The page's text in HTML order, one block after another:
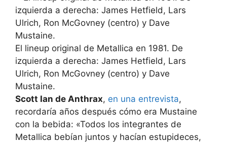
El lineup original de Metallica en 1981. De
izquierda a derecha: James Hetfield, Lars
Ulrich, Ron McGovney (centro) y Dave
Mustaine.
Scott Ian de Anthrax, en una entrevista,
recordaría años después cómo era Mustaine
con la bebida: «Todos los integrantes de
Metallica bebían juntos y hacían estupideces,